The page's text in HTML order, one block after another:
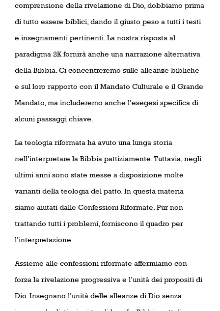
comprensione della rivelazione di Dio, dobbiamo prima
di tutto essere biblici, dando il giusto peso a tutti i testi
e insegnamenti pertinenti. La nostra risposta al
paradigma 2K fornirà anche una narrazione alternativa
della Bibbia. Ci concentreremo sulle alleanze bibliche
e sul loro rapporto con il Mandato Culturale e il Grande
Mandato, ma includeremo anche l’esegesi specifica di
alcuni passaggi chiave.
La teologia riformata ha avuto una lunga storia
nell’interpretare la Bibbia pattiziamente. Tuttavia, negli
ultimi anni sono state messe a disposizione molte
varianti della teologia del patto. In questa materia
siamo aiutati dalle Confessioni Riformate. Pur non
trattando tutti i problemi, forniscono il quadro per
l’interpretazione.
Assieme alle confessioni riformate affermiamo con
forza la rivelazione progressiva e l’unità dei propositi di
Dio. Insegnano l’unità delle alleanze di Dio senza